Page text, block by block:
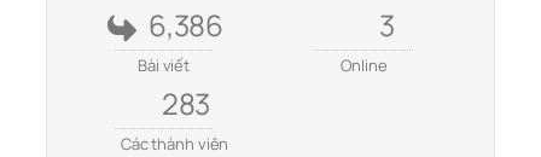
6,386
Bài viết
3
Online
283
Các thành viên